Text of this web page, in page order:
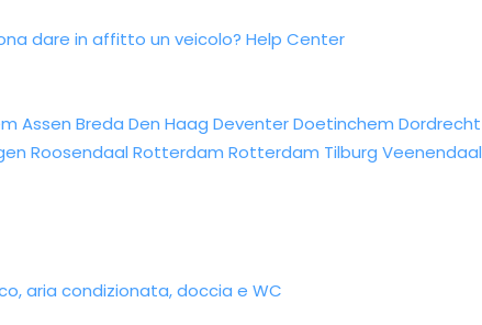
dare in affitto un veicolo? Help Center
Assen Breda Den Haag DeventerDoetinchem Dordrecht
Roosendaal Rotterdam Rotterdam Tilburg Veenendaal
aria condizionata, doccia e WC